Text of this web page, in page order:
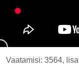
Vaatamisi: 3564,